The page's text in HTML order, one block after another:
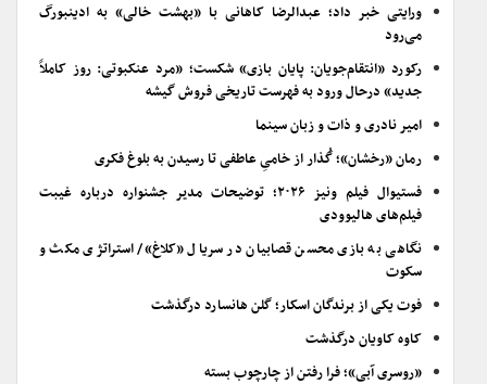
ورایتی خبر داد؛ عبدالرضا کاهانی با «بهشت خالی» به ادینبورگ
می‌رود
رکورد «انتقام‌جویان: پایان بازی» شکست؛ «مرد عنکبوتی: روز کاملاً
جدید» درحال ورود به فهرست تاریخی فروش گیشه
امیر نادری و ذات و زبان سینما
رمان «رخشان»؛ گُذار از خامیِ عاطفی تا رسیدن به بلوغ فکری
فستیوال فیلم ونیز ۲۰۲۶؛ توضیحات مدیر جشنواره درباره غیبت
فیلم‌های هالیوودی
نگاهی به بازی محسن قصابیان در سریال «کلاغ»/ استراتژی مکث و
سکوت
فوت یکی از برندگان اسکار؛ گلن هانسارد درگذشت
کاوه کاویان درگذشت
«روسری آبی»؛ فرا رفتن از چارچوب بسته